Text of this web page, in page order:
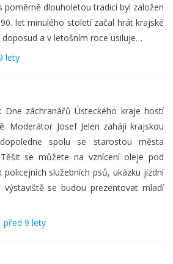
poměrně dlouholetou tradicí byl založen
let minulého století začal hrát krajské
doposud a v letošním roce usiluje…
lety
Dne záchranářů Ústeckého kraje hostí
Moderátor Josef Jelen zahájí krajskou
spolu se starostou města
se můžete na vznícení oleje pod
služebních psů, ukázku jízdní
se budou prezentovat mladí
před 9 lety